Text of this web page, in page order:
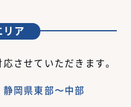
ア
させていただきます。
岡県東部〜中部